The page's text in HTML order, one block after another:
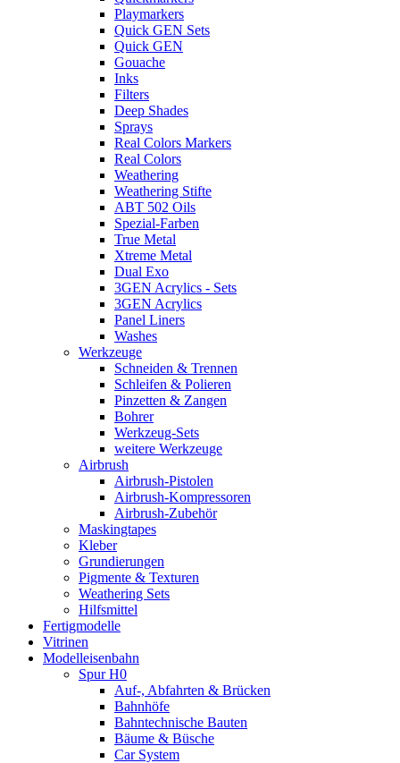
Playmarkers
Quick GEN Sets
Quick GEN
Gouache
Inks
Filters
Deep Shades
Sprays
Real Colors Markers
Real Colors
Weathering
Weathering Stifte
ABT 502 Oils
Spezial-Farben
True Metal
Xtreme Metal
Dual Exo
3GEN Acrylics - Sets
3GEN Acrylics
Panel Liners
Washes
Werkzeuge
Schneiden & Trennen
Schleifen & Polieren
Pinzetten & Zangen
Bohrer
Werkzeug-Sets
weitere Werkzeuge
Airbrush
Airbrush-Pistolen
Airbrush-Kompressoren
Airbrush-Zubehör
Maskingtapes
Kleber
Grundierungen
Pigmente & Texturen
Weathering Sets
Hilfsmittel
Fertigmodelle
Vitrinen
Modelleisenbahn
Spur H0
Auf-, Abfahrten & Brücken
Bahnhöfe
Bahntechnische Bauten
Bäume & Büsche
Car System